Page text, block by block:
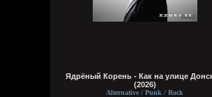
Ядрёный Корень - Как на улице
(2026)
Alternative / Punk / Rock